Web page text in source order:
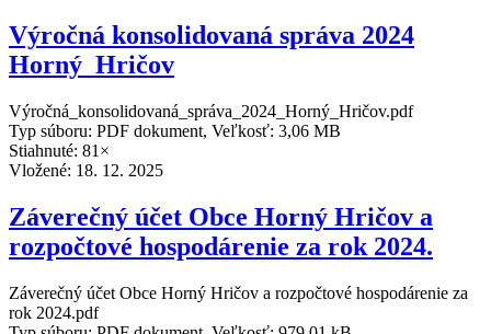
Výročná konsolidovaná správa 2024
Horný_Hričov
Výročná_konsolidovaná_správa_2024_Horný_Hričov.pdf
Typ súboru: PDF dokument, Veľkosť: 3,06 MB
Stiahnuté: 81×
Vložené: 18. 12. 2025
Záverečný účet Obce Horný Hričov a
rozpočtové hospodárenie za rok 2024.
Záverečný účet Obce Horný Hričov a rozpočtové hospodárenie za
rok 2024.pdf